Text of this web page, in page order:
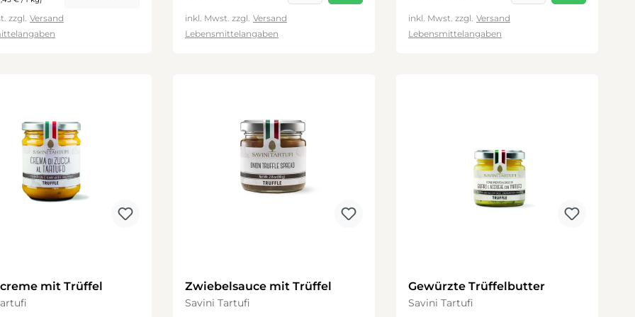
zzgl. Versand
inkl. Mwst. zzgl. Versand
Lebensmittelangaben
inkl. Mwst. zzgl. Versand
Lebensmittelangaben
mit Trüffel Zwiebelsauce mit Trüffel
Savini Tartufi
Gewürzte Trüffelbutter
Savini Tartufi